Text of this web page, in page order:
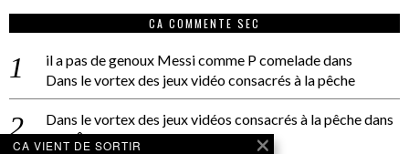
CA COMMENTE SEC
il a pas de genoux Messi comme P comeladedans
Dans le vortex des jeux vidéo consacrés à la pêche
Dans le vortex des jeux vidéos consacrés à la pêchedans
PACÔME THIELLEMENT
CA VIENT DE SORTIR